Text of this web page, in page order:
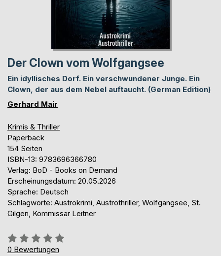
Der Clown vom Wolfgangsee
Ein idyllisches Dorf. Ein verschwundener Junge. Ein
Clown, der aus dem Nebel auftaucht. (German Edition)
Gerhard Mair
Krimis & Thriller
Paperback
154 Seiten
ISBN-13: 9783696366780
Verlag: BoD - Books on Demand
Erscheinungsdatum: 20.05.2026
Sprache: Deutsch
Schlagworte: Austrokrimi, Austrothriller, Wolfgangsee, St.
Gilgen, Kommissar Leitner
Bewertung::
0%
0 Bewertungen